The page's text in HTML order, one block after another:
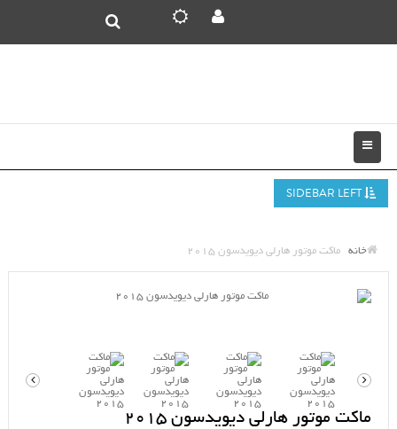
خانه ماکت موتور هارلی دیویدسون 2015
ماکت موتور هارلی دیویدسون 2015